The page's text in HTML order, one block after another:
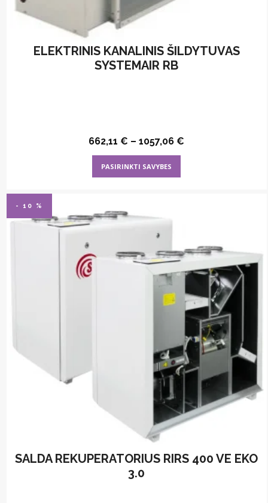
ELEKTRINIS KANALINIS ŠILDYTUVAS
SYSTEMAIR RB
662,11 € –1057,06 €
PASIRINKTI SAVYBES
product
options
chosen
on
product
page
- 10 %
SALDA REKUPERATORIUS RIRS 400 VE EKO
3.0